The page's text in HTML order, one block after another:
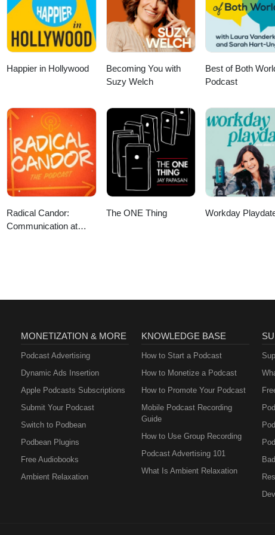
Happier in Hollywood
Becoming You with
Suzy Welch
Best of Both
Podcast
Radical Candor:
Communication at
The ONE Thing Workday
MONETIZATION & MORE
Podcast Advertising
Dynamic Ads Insertion
Apple Podcasts Subscriptions
Submit Your Podcast
Switch to Podbean
Podbean Plugins
Free Audiobooks
Ambient Relaxation
KNOWLEDGE BASE
How to Start a Podcast
How to Monetize a Podcast
How to Promote Your Podcast
Mobile Podcast Recording
Guide
How to Use Group Recording
Podcast Advertising 101
What Is Ambient Relaxation